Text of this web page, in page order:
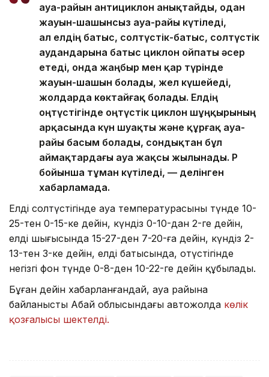
ауа-райын антициклон анықтайды, одан
жауын-шашынсыз ауа-райы күтіледі,
ал елдің батыс, солтүстік-батыс, солтүстік
аудандарына батыс циклон ойпаты әсер
етеді, онда жаңбыр мен қар түрінде
жауын-шашын болады, жел күшейеді,
жолдарда көктайғақ болады. Елдің
оңтүстігінде оңтүстік циклон шұңқырының
арқасында күн шуақты және құрғақ ауа-
райы басым болады, сондықтан бұл
аймақтардағы ауа жақсы жылынады. ҚР
бойынша тұман күтіледі, — делінген
хабарламада.
Елдің солтүстігінде ауа температурасының түнде 10-
25-тен 0-15-ке дейін, күндіз 0-10-дан 2-ге дейін,
елдің шығысында 15-27-ден 7-20-ға дейін, күндіз 2-
13-тен 3-ке дейін, елдің батысында, оңтүстігінде
негізгі фон түнде 0-8-ден 10-22-ге дейін құбылады.
Бұған дейін хабарланғандай, ауа райына
байланысты Абай облысындағы автожолда көлік
қозғалысы шектелді.